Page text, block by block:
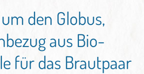
den Globus,
aus Bio-
für das Brautpaar